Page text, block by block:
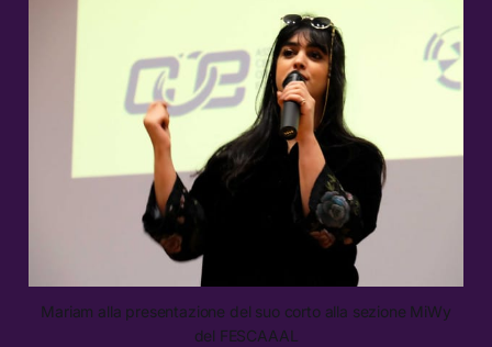
Mariam alla presentazione del suo corto alla sezione MiWy
del FESCAAAL